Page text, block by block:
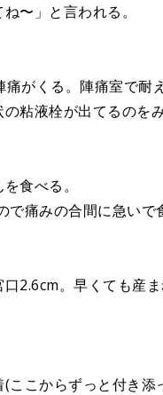
〜」と言われる。
がくる。陣痛室で耐
の粘液栓が出てるのを
食べる。
で痛みの合間に急いで
2.6cm。早くても産
ここからずっと付き添